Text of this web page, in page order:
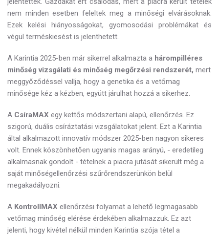
nem minden esetben feleltek meg a minőségi elvárásoknak.
Ezek kelési hiányosságokat, gyomosodási problémákat és
végül terméskiesést is jelenthetett.
A Karintia 2025-ben már sikerrel alkalmazta a hárompilléres
minőség vizsgálati és minőség megőrzési rendszerét, mert
meggyőződéssel vallja, hogy a genetika és a vetőmag
minősége kéz a kézben, együtt járulhat hozzá a sikerhez.
A CsíraMAX egy kettős módszertani alapú, ellenőrzés. Ez
szigorú, duális csíráztatási vizsgálatokat jelent. Ezt a Karintia
által alkalmazott innovatív módszer 2025-ben nagyon sikeres
volt. Ennek köszönhetően ugyanis magas arányú, - eredetileg
alkalmasnak gondolt - tételnek a piacra jutását sikerült még a
saját minőségellenőrzési szűrőrendszerünkön belül
megakadályozni.
A KontrollMAX ellenőrzési folyamat a lehető legmagasabb
vetőmag minőség elérése érdekében alkalmazzuk. Ez azt
jelenti, hogy kivétel nélkül minden Karintia szója tétel a